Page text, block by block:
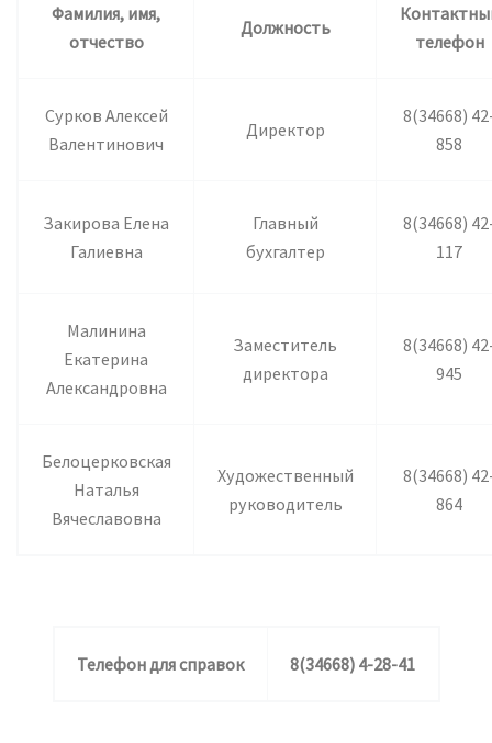
Фамилия, имя,
отчество
Должность
телефон
Сурков Алексей
Валентинович
Директор
8(34668)
858
Закирова Елена
Галиевна
Главный
бухгалтер
8(34668)
117
Малинина
Екатерина
Александровна
Заместитель
директора
8(34668)
945
Белоцерковская
Наталья
Вячеславовна
Художественный
руководитель
8(34668)
864
Телефон для справок 8(34668) 4-28-41